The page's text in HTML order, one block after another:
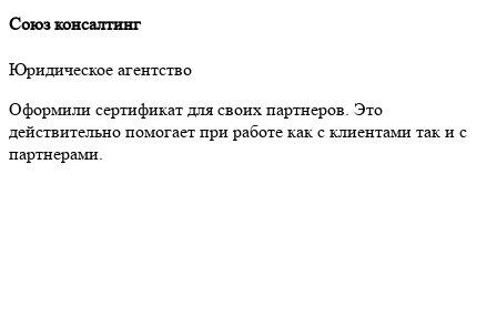
Союз консалтинг
Юридическое агентство
Оформили сертификат для своих партнеров. Это
действительно помогает при работе как с клиентами так и с
партнерами.